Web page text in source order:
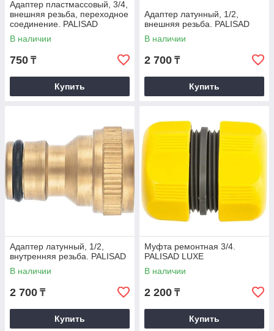
Адаптер пластмассовый, 3/4,
внешняя резьба, переходное
соединение. PALISAD
В наличии
750 ₸
Купить
Адаптер латунный, 1/2,
внешняя резьба. PALISAD
В наличии
2 700 ₸
Купить
Адаптер латунный, 1/2,
внутренняя резьба. PALISAD
В наличии
2 700 ₸
Купить
Муфта ремонтная 3/4.
PALISAD LUXE
В наличии
2 200 ₸
Купить